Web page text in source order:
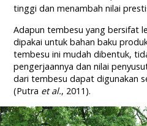
tinggi dan menambah nilai
Adapun tembesu yang bersifat
dipakai untuk bahan baku
tembesu ini mudah dibentuk,
pengerjaannya dan nilai
dari tembesu dapat digunakan
(Putra et al., 2011).